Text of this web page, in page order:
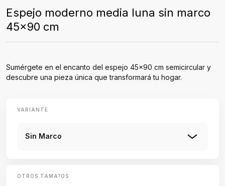
Espejo moderno media luna sin marco
45x90 cm
Sumérgete en el encanto del espejo 45x90 cm semicircular y
descubre una pieza única que transformará tu hogar.
VARIANTE
Sin Marco
OTROS TAMA?OS